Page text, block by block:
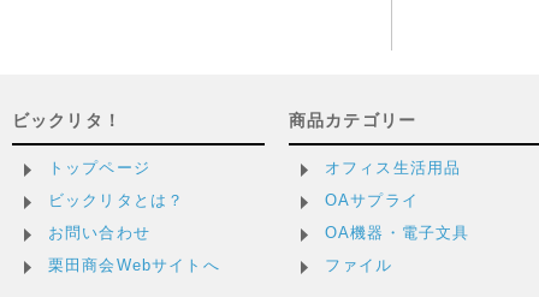
ビックリタ！
トップページ
ビックリタとは？
お問い合わせ
栗田商会Webサイトへ
商品カテゴリー
オフィス生活用品
OAサプライ
OA機器・電子文具
ファイル